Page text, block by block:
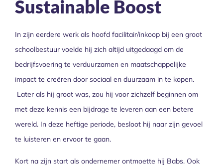
Sustainable Boost
In zijn eerdere werk als hoofd facilitair/inkoop bij een groot
schoolbestuur voelde hij zich altijd uitgedaagd om de
bedrijfsvoering te verduurzamen en maatschappelijke
impact te creëren door sociaal en duurzaam in te kopen.
Later als hij groot was, zou hij voor zichzelf beginnen om
met deze kennis een bijdrage te leveren aan een betere
wereld. In deze heftige periode, besloot hij naar zijn gevoel
te luisteren en ervoor te gaan.
Kort na zijn start als ondernemer ontmoette hij Babs. Ook